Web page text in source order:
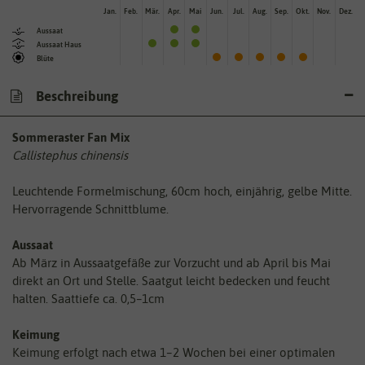
Aussaat
Aussaat Haus
Blüte
Jan. Feb. Mär. Apr. Mai Jun. Jul. Aug. Sep. Okt. Nov. Dez.
Beschreibung
Sommeraster Fan Mix
Callistephus chinensis
Leuchtende Formelmischung, 60cm hoch, einjährig, gelbe Mitte.
Hervorragende Schnittblume.
Aussaat
Ab März in Aussaatgefäße zur Vorzucht und ab April bis Mai
direkt an Ort und Stelle. Saatgut leicht bedecken und feucht
halten. Saattiefe ca. 0,5–1cm
Keimung
Keimung erfolgt nach etwa 1–2 Wochen bei einer optimalen